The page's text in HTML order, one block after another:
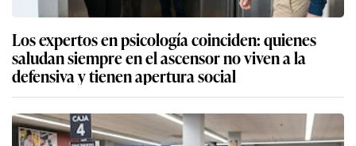
Los expertos en psicología coinciden: quienes
saludan siempre en el ascensor no viven a la
defensiva y tienen apertura social